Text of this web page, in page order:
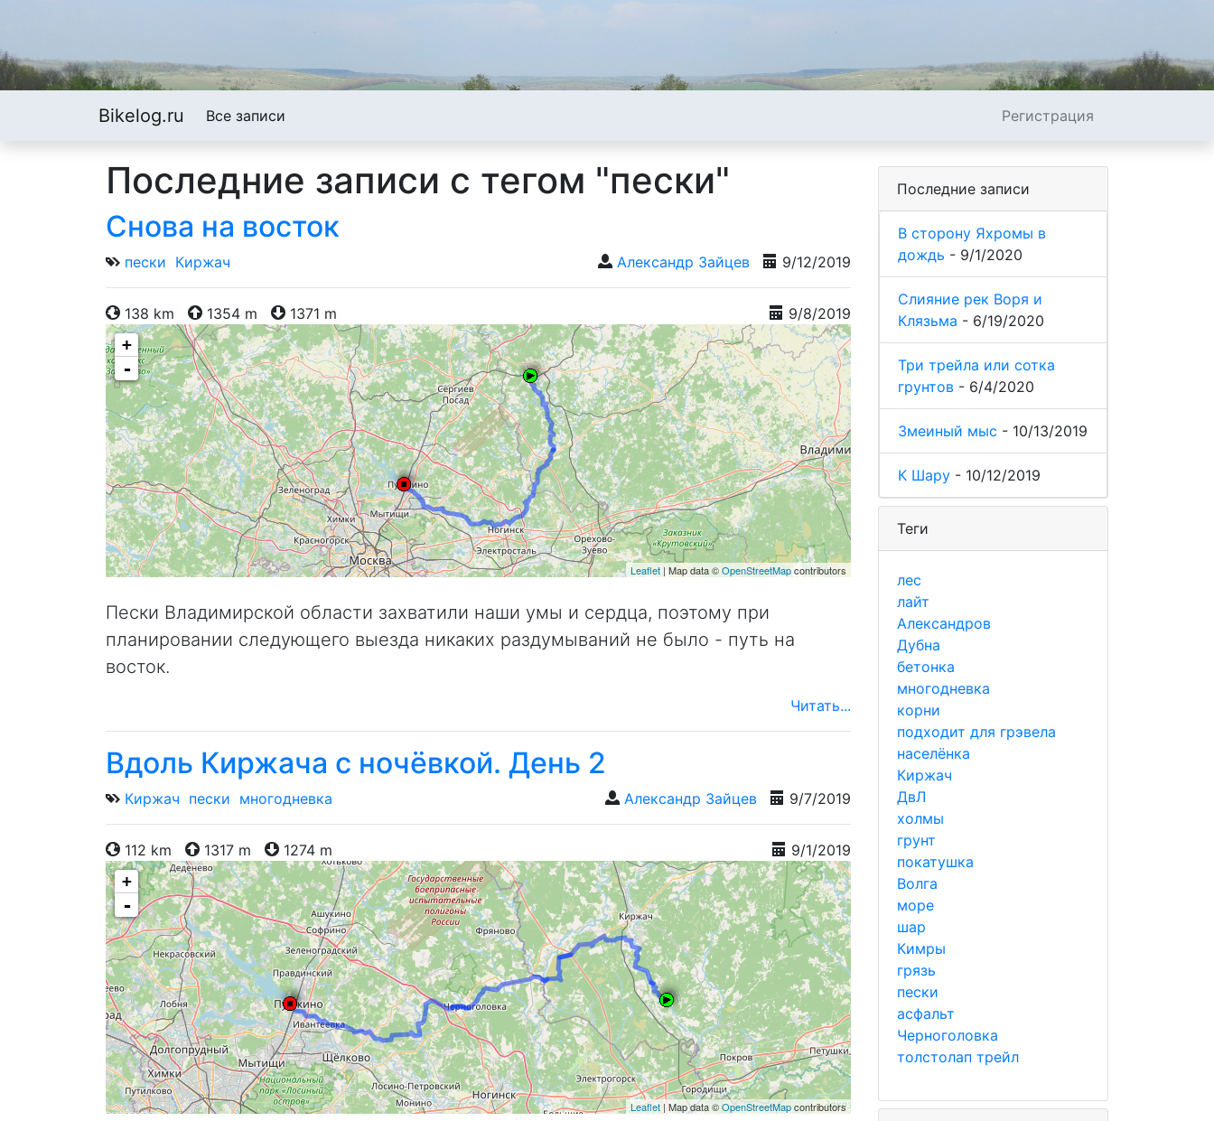
Bikelog.ru Все записи Регистрация
Последние записи с тегом "пески"
Снова на восток
пески Киржач Александр Зайцев 9/12/2019
138 km 1354 m 1371 m 9/8/2019
+
-
Leaflet | Map data ©OpenStreetMapcontributors
Пески Владимирской области захватили наши умы и сердца, поэтому при
планировании следующего выезда никаких раздумываний не было - путь на
восток.
Читать...
Вдоль Киржача с ночёвкой. День 2
Киржач пески многодневка Александр Зайцев 9/7/2019
112 km 1317 m 1274 m 9/1/2019
+
-
Leaflet | Map data ©OpenStreetMapcontributors
Последние записи
В сторону Яхромы в
дождь - 9/1/2020
Слияние рек Воря и
Клязьма - 6/19/2020
Три трейла или сотка
грунтов - 6/4/2020
Змеиный мыс - 10/13/2019
К Шару - 10/12/2019
Теги
лес
лайт
Александров
Дубна
бетонка
многодневка
корни
подходит для грэвела
населёнка
Киржач
ДвЛ
холмы
грунт
покатушка
Волга
море
шар
Кимры
грязь
пески
асфальт
Черноголовка
толстолап трейл